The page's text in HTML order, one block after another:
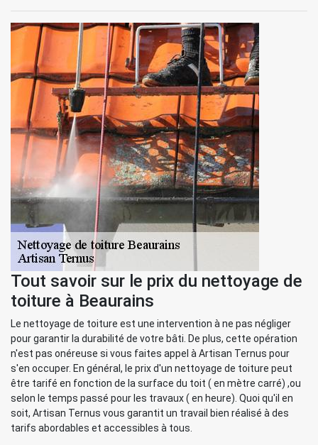
Tout savoir sur le prix du nettoyage de
toiture à Beaurains
Le nettoyage de toiture est une intervention à ne pas négliger
pour garantir la durabilité de votre bâti. De plus, cette opération
n'est pas onéreuse si vous faites appel à Artisan Ternus pour
s'en occuper. En général, le prix d'un nettoyage de toiture peut
être tarifé en fonction de la surface du toit ( en mètre carré) ,ou
selon le temps passé pour les travaux ( en heure). Quoi qu'il en
soit, Artisan Ternus vous garantit un travail bien réalisé à des
tarifs abordables et accessibles à tous.